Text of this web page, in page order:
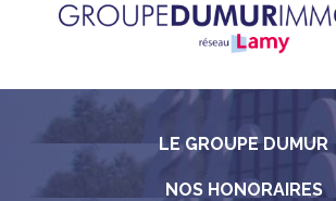
LE GROUPE DUMUR
NOS HONORAIRES